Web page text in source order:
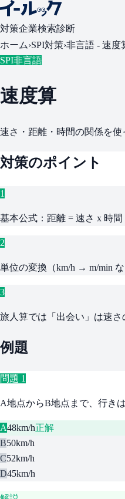
対策企業検索診断
ホーム›SPI対策›非言語 - 速度
SPI非言語
速度算
速さ・距離・時間の関係を
対策のポイント
1
基本公式：距離 = 速さ x 時
2
単位の変換（km/h → m/min
3
旅人算では「出会い」は速
例題
問題 1
A地点からB地点まで、行き
A48km/h正解
B50km/h
C52km/h
D45km/h